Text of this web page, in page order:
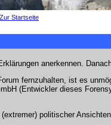
anerkennen.
fernzuhalten, ist es
(Entwickler dieses
politischer